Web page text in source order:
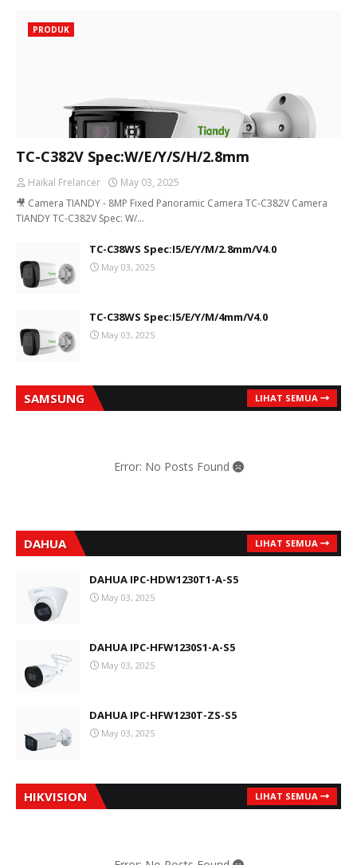
PRODUK
TC-C382V Spec:W/E/Y/S/H/2.8mm
Haikal Frelancer
May 03, 2025
🎥 Camera TIANDY - 8MP Fixed Panoramic Camera TC-C382V Camera
TIANDY TC-C382V Spec: W/…
TC-C38WS Spec:I5/E/Y/M/2.8mm/V4.0
May 03, 2025
TC-C38WS Spec:I5/E/Y/M/4mm/V4.0
May 03, 2025
SAMSUNG LIHAT SEMUA
Error: No Posts Found
DAHUA LIHAT SEMUA
DAHUA IPC-HDW1230T1-A-S5
May 03, 2025
DAHUA IPC-HFW1230S1-A-S5
May 03, 2025
DAHUA IPC-HFW1230T-ZS-S5
May 03, 2025
HIKVISION LIHAT SEMUA